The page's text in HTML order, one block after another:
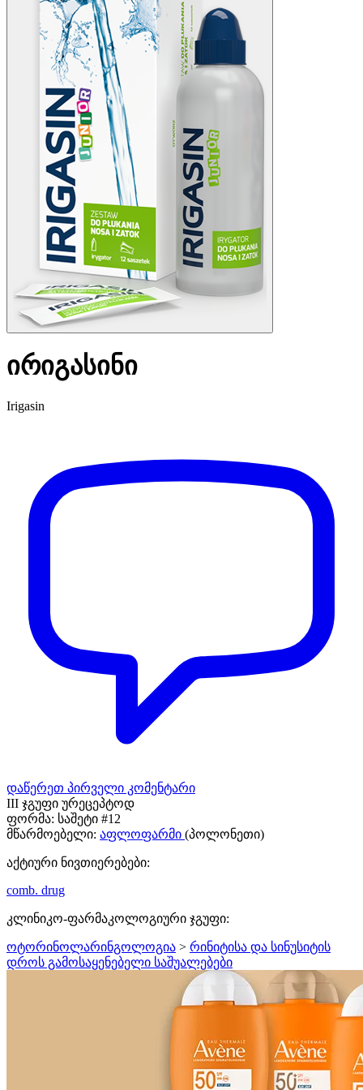
ირიგასინი
Irigasin
დაწერეთ პირველი კომენტარი
III ჯგუფი ურეცეპტოდ
ფორმა: საშეტი #12
მწარმოებელი: აფლოფარმი (პოლონეთი)
აქტიური ნივთიერებები:
comb. drug
კლინიკო-ფარმაკოლოგიური ჯგუფი:
ოტორინოლარინგოლოგია > რინიტისა და სინუსიტის
დროს გამოსაყენებელი საშუალებები